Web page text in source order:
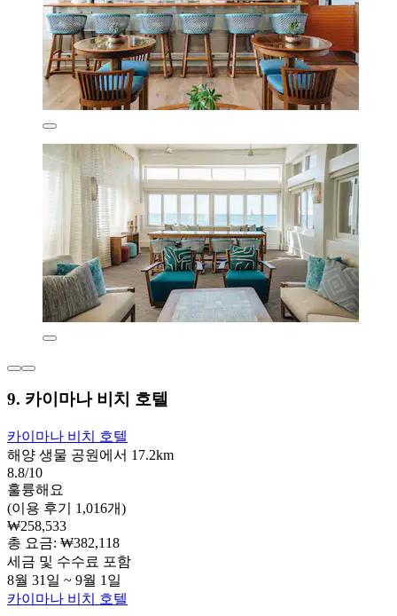
9. 카이마나 비치 호텔
카이마나 비치 호텔
해양 생물 공원에서 17.2km
8.8/10
훌륭해요
(이용 후기 1,016개)
₩258,533
총 요금: ₩382,118
세금 및 수수료 포함
8월 31일 ~ 9월 1일
카이마나 비치 호텔